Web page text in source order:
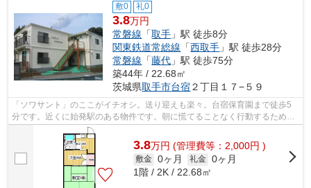
敷0 礼0
3.8万円
常磐線 「取手 」駅 徒歩8分
関東鉄道常総線 「西取手 」駅 徒歩28分
常磐線 「藤代 」駅 徒歩75分
築44年 / 22.68㎡
茨城県取手市台宿２丁目１７−５９
「ソワサント」のここがイチオシ。送り迎えも楽々。台宿保育園まで徒歩5
分です。近くに始発駅のある物件です。朝に慌てることなく行動するために
駅から徒歩8分の駅近物件はいかがでし...
3.8万円 (管理費等：2,000円 )
敷金 0ヶ月 礼金 0ヶ月
1階 / 2K / 22.68㎡